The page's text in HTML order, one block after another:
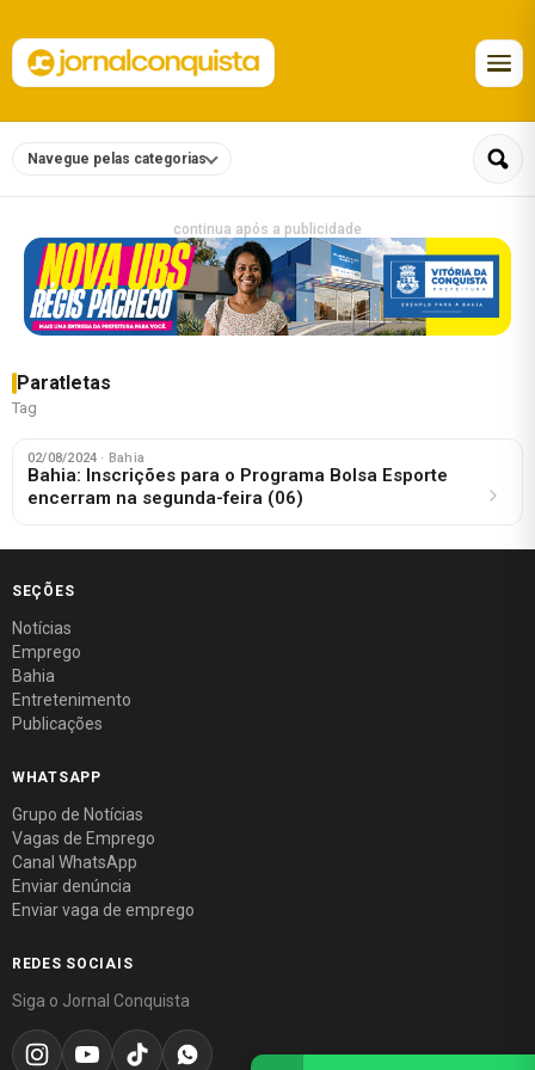
Navegue pelas categorias
continua após a publicidade
Paratletas
Tag
02/08/2024 · Bahia
Bahia: Inscrições para o Programa Bolsa Esporte
encerram na segunda-feira (06)
SEÇÕES
Notícias
Emprego
Bahia
Entretenimento
Publicações
WHATSAPP
Grupo de Notícias
Vagas de Emprego
Canal WhatsApp
Enviar denúncia
Enviar vaga de emprego
REDES SOCIAIS
Siga o Jornal Conquista